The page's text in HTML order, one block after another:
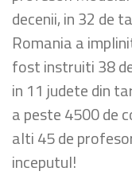
decenii, in 32 de
Romania a
fost instruiti 38
in 11 judete din
a peste 4500 de
alti 45 de
inceputul!